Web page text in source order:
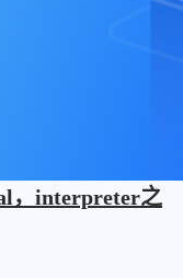
，interpreter之